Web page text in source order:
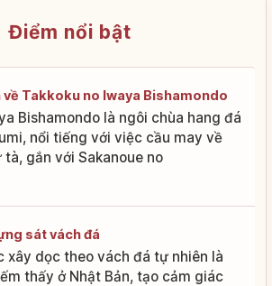
Điểm nổi bật
về Takkoku no Iwaya Bishamondo
Bishamondo là ngôi chùa hang đá
nổi tiếng với việc cầu may về
gắn với Sakanoue no
sát vách đá
xây dọc theo vách đá tự nhiên là
thấy ở Nhật Bản, tạo cảm giác